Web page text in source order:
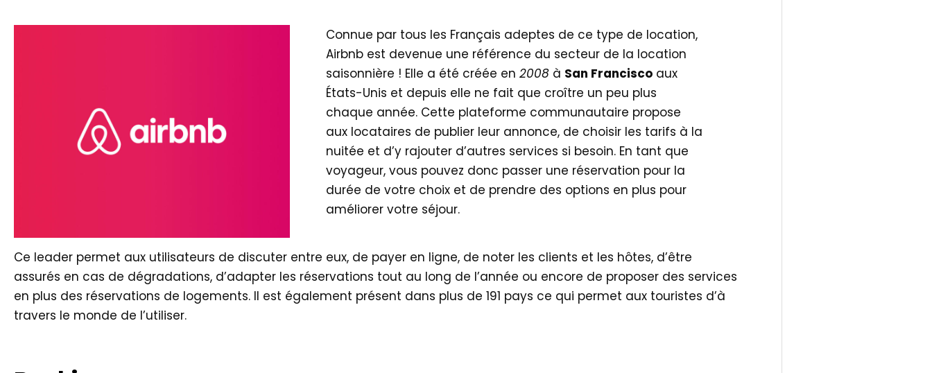
Connue par tous les Français adeptes de ce type de location,
Airbnb est devenue une référence du secteur de la location
saisonnière ! Elle a été créée en 2008à San Franciscoaux
États-Unis et depuis elle ne fait que croître un peu plus
chaque année. Cette plateforme communautaire propose
aux locataires de publier leur annonce, de choisir les tarifs à la
nuitée et d’y rajouter d’autres services si besoin. En tant que
voyageur, vous pouvez donc passer une réservation pour la
durée de votre choix et de prendre des options en plus pour
améliorer votre séjour.
Ce leader permet aux utilisateurs de discuter entre eux, de payer en ligne, de noter les clients et les hôtes, d’être
assurés en cas de dégradations, d’adapter les réservations tout au long de l’année ou encore de proposer des services
en plus des réservations de logements. Il est également présent dans plus de 191 pays ce qui permet aux touristes d’à
travers le monde de l’utiliser.